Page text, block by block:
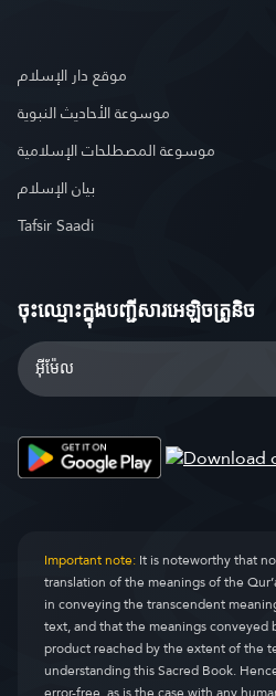
موقع دار الإسلام
موسوعة الأحاديث النبوية
موسوعة المصطلحات الإسلامية
بيان الإسلام
Tafsir Saadi
ចុះឈ្មោះ​ក្នុងបញ្ជីសារអេឡិចត្រូនិច
Important note:It is noteworthy that
translation of the meanings of the
in conveying the transcendent
text, and that the meanings conveyed
product reached by the extent of the
understanding this Sacred Book.